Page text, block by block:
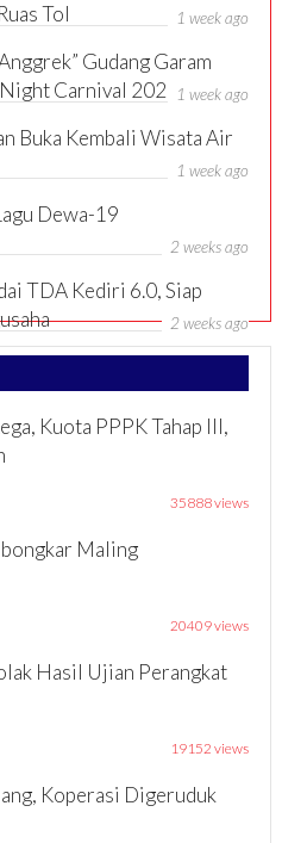
Tol
1 week ago
Gudang Garam
Carnival 2026
1 week ago
Buka Kembali Wisata Air
1 week ago
Dewa-19
2 weeks ago
TDA Kediri 6.0, Siap
2 weeks ago
Kuota PPPK Tahap III,
35888 views
Maling
20409 views
Hasil Ujian Perangkat
19152 views
Koperasi Digeruduk